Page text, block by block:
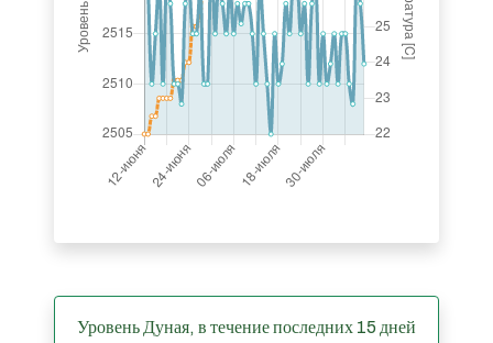
Уровень Дуная, в течение последних 15 дней